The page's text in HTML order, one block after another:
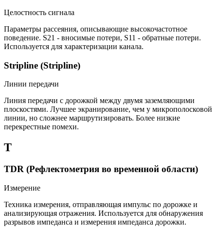
Целостность сигнала
Параметры рассеяния, описывающие высокочастотное
поведение. S21 - вносимые потери, S11 - обратные потери.
Используется для характеризации канала.
Stripline (Stripline)
Линии передачи
Линия передачи с дорожкой между двумя заземляющими
плоскостями. Лучшее экранирование, чем у микрополосковой
линии, но сложнее маршрутизировать. Более низкие
перекрестные помехи.
T
TDR (Рефлектометрия во временной области)
Измерение
Техника измерения, отправляющая импульс по дорожке и
анализирующая отражения. Используется для обнаружения
разрывов импеданса и измерения импеданса дорожки.